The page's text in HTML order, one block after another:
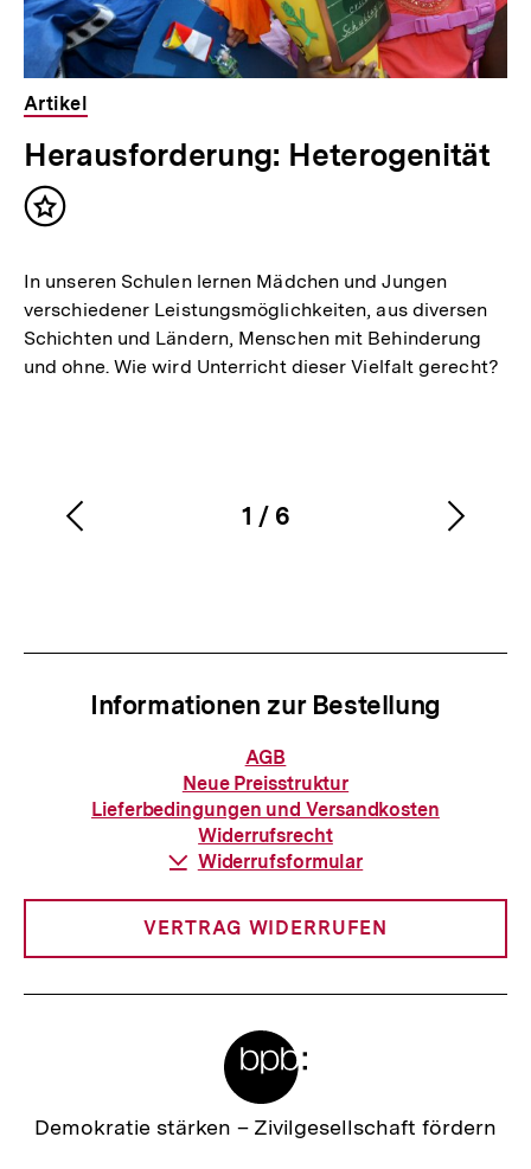
Artikel
Herausforderung: Heterogenität
Inhalt
In unseren Schulen lernen Mädchen und Jungen
verschiedener Leistungsmöglichkeiten, aus diversen
Schichten und Ländern, Menschen mit Behinderung
und ohne. Wie wird Unterricht dieser Vielfalt gerecht?
Karussellinhalt
1
von
/ 6
Vorherigen
Informationen zur Bestellung
Informationen
zur
Bestellung
AGB
Neue Preisstruktur
Lieferbedingungen und Versandkosten
Widerrufsrecht
Download-
Widerrufsformular
VERTRAG WIDERRUFEN
Zur
Demokratie stärken – Zivilgesellschaft fördern